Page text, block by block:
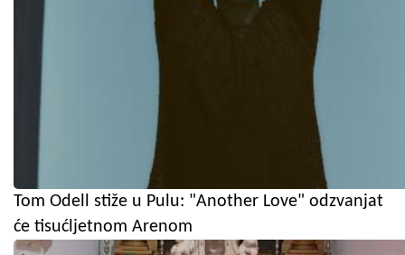
Tom Odell stiže u Pulu: "Another Love" odzvanjat
će tisućljetnom Arenom